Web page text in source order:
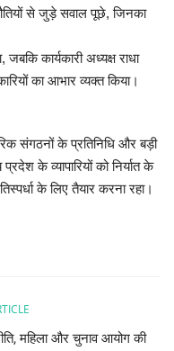
से जुड़े सवाल पूछे, जिनका
कार्यकारी अध्यक्ष राधा
का आभार व्यक्त किया।
संगठनों के प्रतिनिधि और बड़ी
के व्यापारियों को निर्यात के
के लिए तैयार करना रहा।
महिला और चुनाव आयोग की